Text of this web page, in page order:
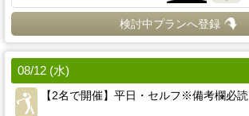
検討中プランへ登録
08/12 (水)
【2名で開催】平日・セルフ※備考欄必読